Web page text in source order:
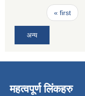
Pages« first
अन्य
महत्वपूर्ण लिंकहरु